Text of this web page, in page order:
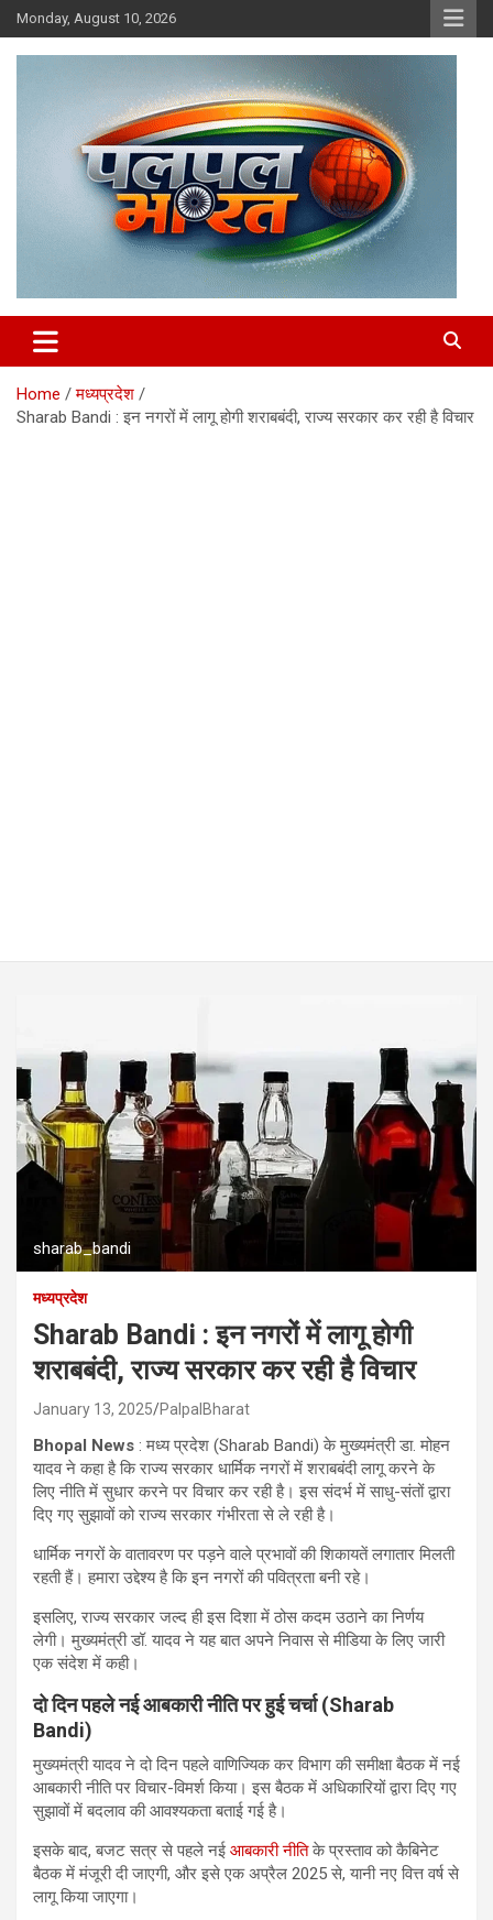
Skip
to
content
Monday, August 10, 2026
PalPalBharat.Com | न्यूज़ पोर्टल
Home
मध्यप्रदेश
Sharab Bandi : इन नगरों में लागू होगी शराबबंदी, राज्य सरकार कर रही है विचार
sharab_bandi
मध्यप्रदेश
Sharab Bandi : इन नगरों में लागू होगी
शराबबंदी, राज्य सरकार कर रही है विचार
January 13, 2025 PalpalBharat
Bhopal News : मध्य प्रदेश (Sharab Bandi) के मुख्यमंत्री डा. मोहन
यादव ने कहा है कि राज्य सरकार धार्मिक नगरों में शराबबंदी लागू करने के
लिए नीति में सुधार करने पर विचार कर रही है। इस संदर्भ में साधु-संतों द्वारा
दिए गए सुझावों को राज्य सरकार गंभीरता से ले रही है।
धार्मिक नगरों के वातावरण पर पड़ने वाले प्रभावों की शिकायतें लगातार मिलती
रहती हैं। हमारा उद्देश्य है कि इन नगरों की पवित्रता बनी रहे।
इसलिए, राज्य सरकार जल्द ही इस दिशा में ठोस कदम उठाने का निर्णय
लेगी। मुख्यमंत्री डॉ. यादव ने यह बात अपने निवास से मीडिया के लिए जारी
एक संदेश में कही।
दो दिन पहले नई आबकारी नीति पर हुई चर्चा (Sharab
Bandi)
मुख्यमंत्री यादव ने दो दिन पहले वाणिज्यिक कर विभाग की समीक्षा बैठक में नई
आबकारी नीति पर विचार-विमर्श किया। इस बैठक में अधिकारियों द्वारा दिए गए
सुझावों में बदलाव की आवश्यकता बताई गई है।
इसके बाद, बजट सत्र से पहले नई आबकारी नीतिके प्रस्ताव को कैबिनेट
बैठक में मंजूरी दी जाएगी, और इसे एक अप्रैल 2025 से, यानी नए वित्त वर्ष से
लागू किया जाएगा।